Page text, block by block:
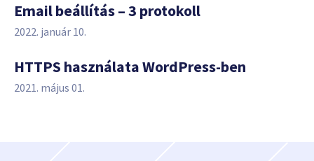
Email beállítás – 3 protokoll
2022. január 10.
HTTPS használata WordPress-ben
2021. május 01.